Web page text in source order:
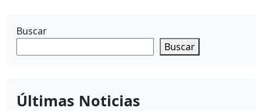
Buscar
Buscar
Últimas Noticias